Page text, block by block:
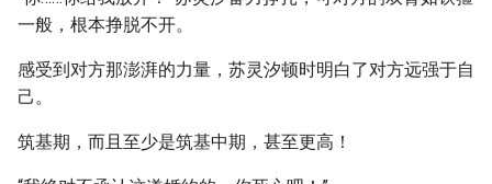
一般，根本挣脱不开。
感受到对方那澎湃的力量，苏灵汐顿时明白了对方远强于自
己。
筑基期，而且至少是筑基中期，甚至更高！